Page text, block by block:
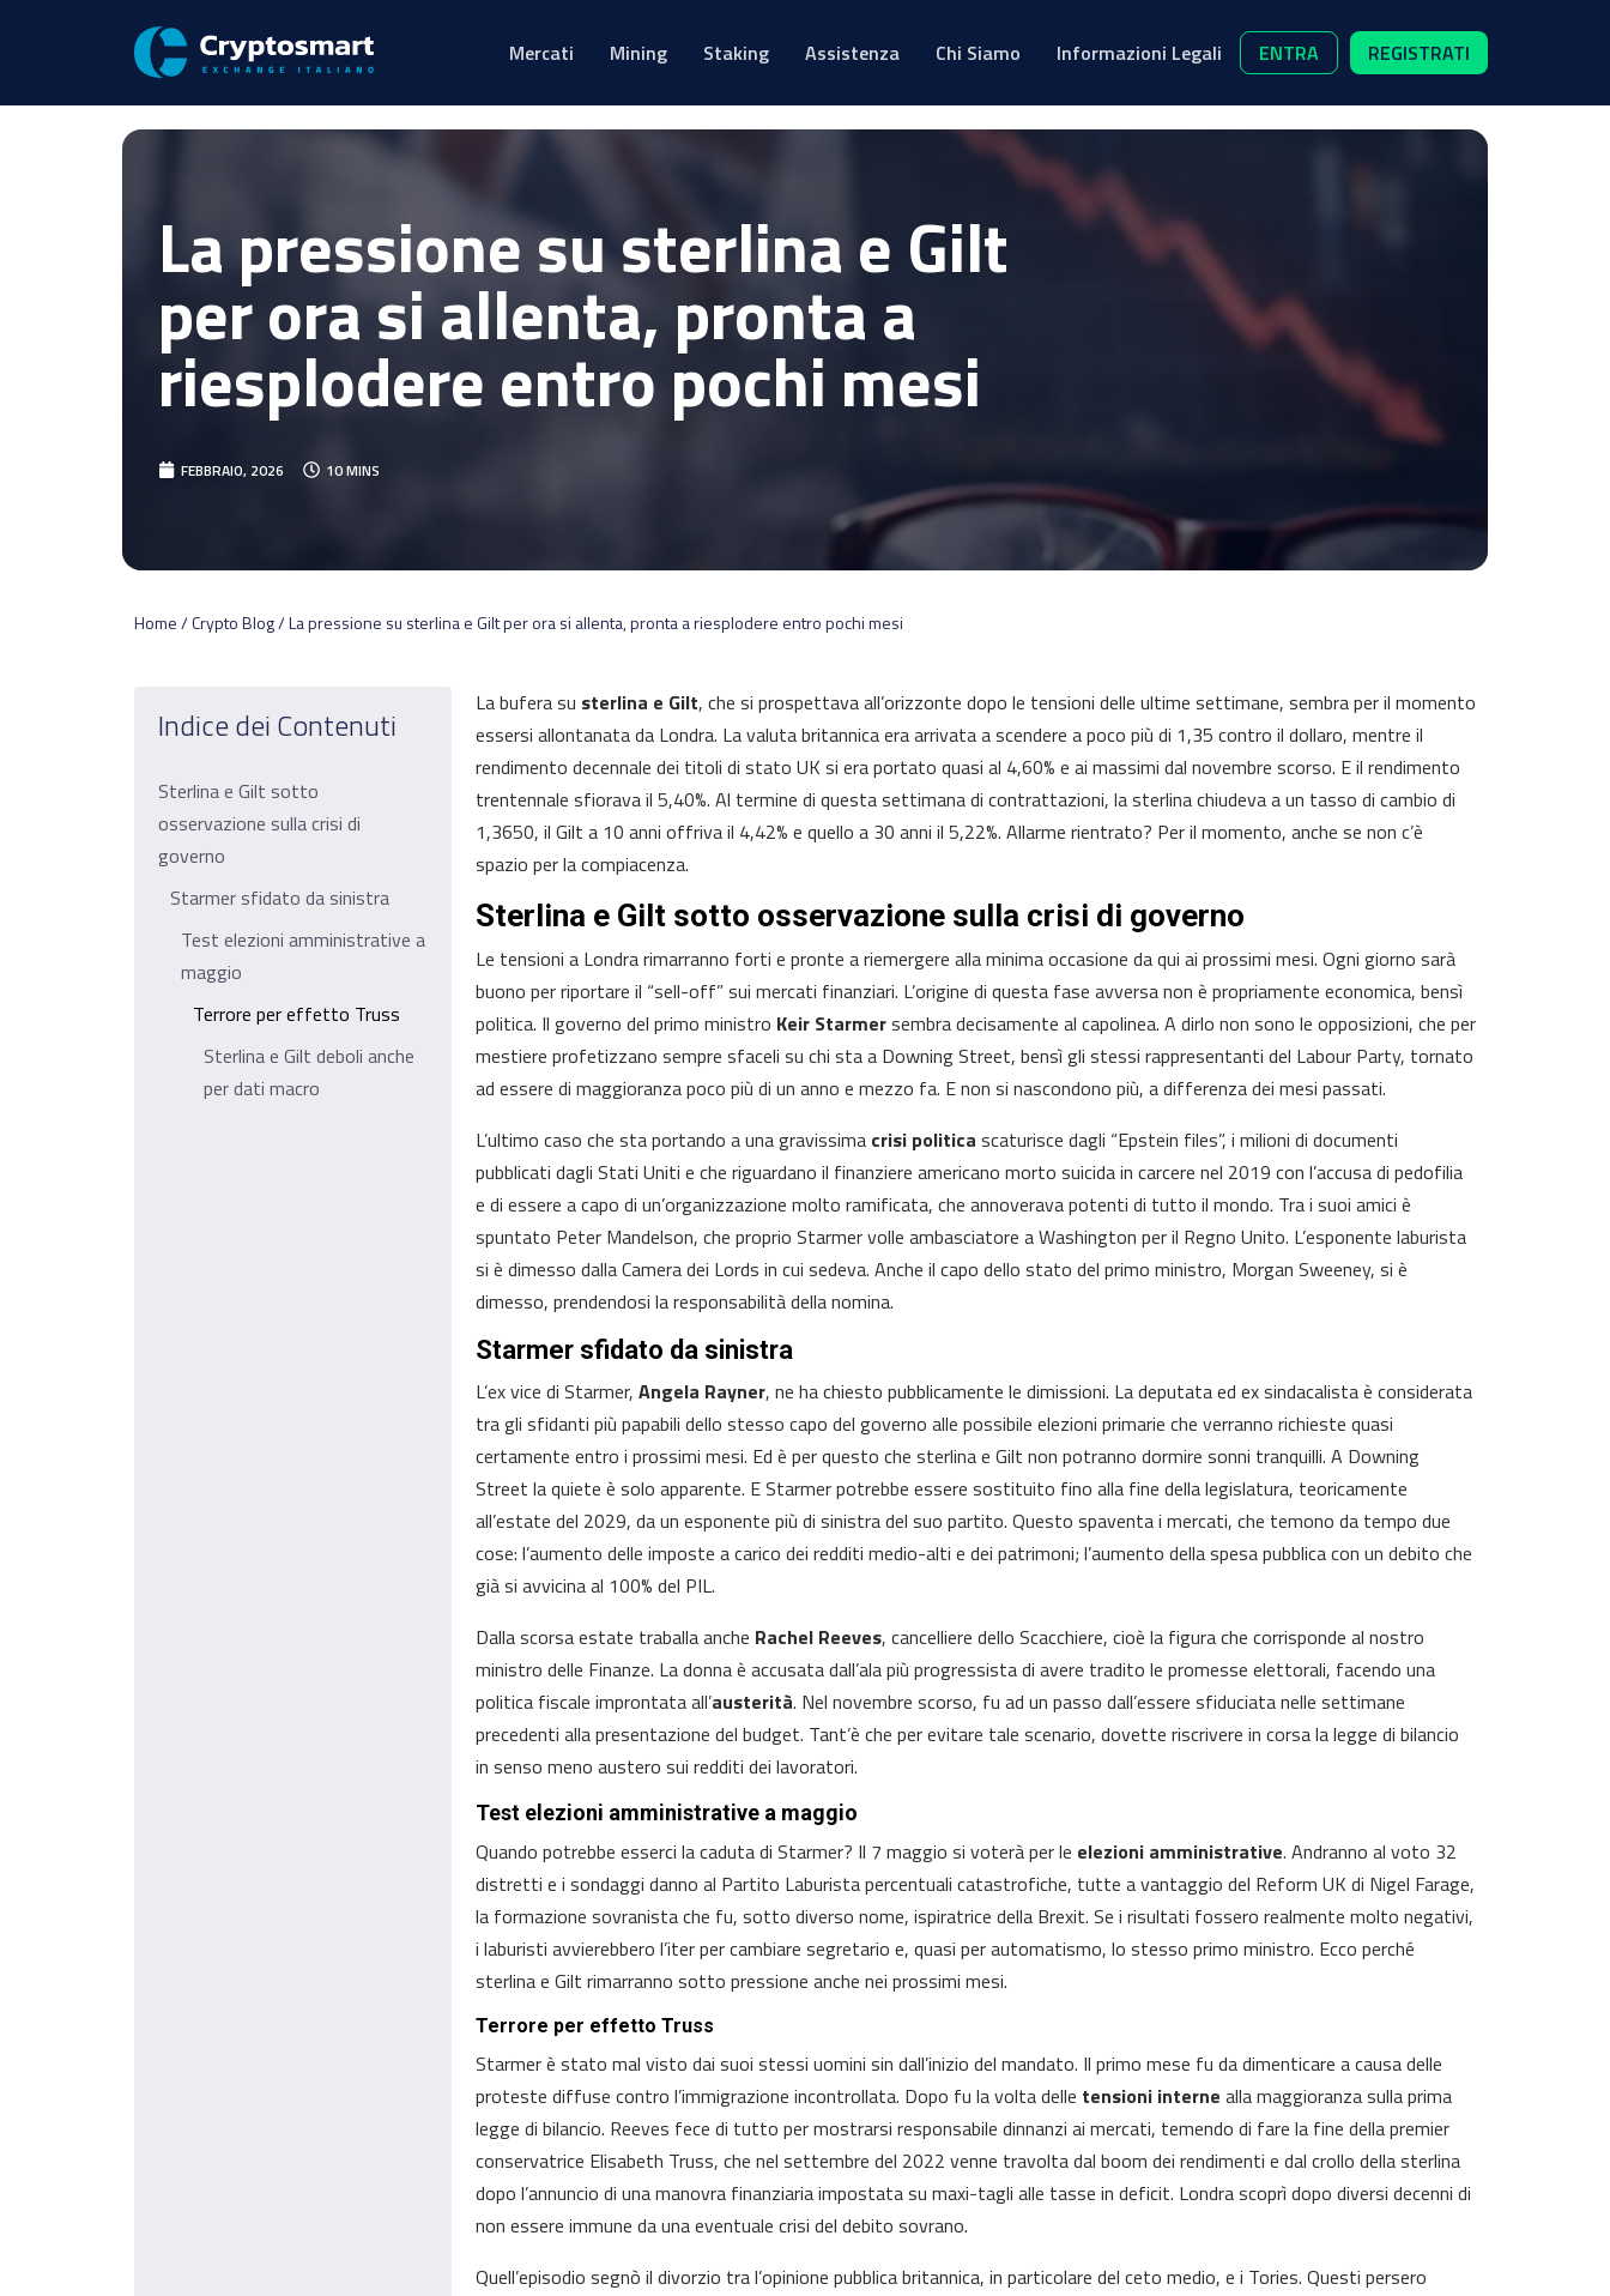
Mercati Mining Staking Assistenza Chi Siamo Informazioni Legali ENTRA REGISTRATI
La pressione su sterlina e Gilt
per ora si allenta, pronta a
riesplodere entro pochi mesi
FEBBRAIO, 2026 10 MINS
Home / Crypto Blog / La pressione su sterlina e Gilt per ora si allenta, pronta a riesplodere entro pochi mesi
Indice dei Contenuti
Sterlina e Gilt sotto
osservazione sulla crisi di
governo
Starmer sfidato da sinistra
Test elezioni amministrative a
maggio
Terrore per effetto Truss
Sterlina e Gilt deboli anche
per dati macro
La bufera su sterlina e Gilt, che si prospettava all’orizzonte dopo le tensioni delle ultime settimane, sembra per il momento
essersi allontanata da Londra. La valuta britannica era arrivata a scendere a poco più di 1,35 contro il dollaro, mentre il
rendimento decennale dei titoli di stato UK si era portato quasi al 4,60% e ai massimi dal novembre scorso. E il rendimento
trentennale sfiorava il 5,40%. Al termine di questa settimana di contrattazioni, la sterlina chiudeva a un tasso di cambio di
1,3650, il Gilt a 10 anni offriva il 4,42% e quello a 30 anni il 5,22%. Allarme rientrato? Per il momento, anche se non c’è
spazio per la compiacenza.
Sterlina e Gilt sotto osservazione sulla crisi di governo
Le tensioni a Londra rimarranno forti e pronte a riemergere alla minima occasione da qui ai prossimi mesi. Ogni giorno sarà
buono per riportare il “sell-off” sui mercati finanziari. L’origine di questa fase avversa non è propriamente economica, bensì
politica. Il governo del primo ministro Keir Starmersembra decisamente al capolinea. A dirlo non sono le opposizioni, che per
mestiere profetizzano sempre sfaceli su chi sta a Downing Street, bensì gli stessi rappresentanti del Labour Party, tornato
ad essere di maggioranza poco più di un anno e mezzo fa. E non si nascondono più, a differenza dei mesi passati.
L’ultimo caso che sta portando a una gravissima crisi politica scaturisce dagli “Epstein files”, i milioni di documenti
pubblicati dagli Stati Uniti e che riguardano il finanziere americano morto suicida in carcere nel 2019 con l’accusa di pedofilia
e di essere a capo di un’organizzazione molto ramificata, che annoverava potenti di tutto il mondo. Tra i suoi amici è
spuntato Peter Mandelson, che proprio Starmer volle ambasciatore a Washington per il Regno Unito. L’esponente laburista
si è dimesso dalla Camera dei Lords in cui sedeva. Anche il capo dello stato del primo ministro, Morgan Sweeney, si è
dimesso, prendendosi la responsabilità della nomina.
Starmer sfidato da sinistra
L’ex vice di Starmer, Angela Rayner, ne ha chiesto pubblicamente le dimissioni. La deputata ed ex sindacalista è considerata
tra gli sfidanti più papabili dello stesso capo del governo alle possibile elezioni primarie che verranno richieste quasi
certamente entro i prossimi mesi. Ed è per questo che sterlina e Gilt non potranno dormire sonni tranquilli. A Downing
Street la quiete è solo apparente. E Starmer potrebbe essere sostituito fino alla fine della legislatura, teoricamente
all’estate del 2029, da un esponente più di sinistra del suo partito. Questo spaventa i mercati, che temono da tempo due
cose: l’aumento delle imposte a carico dei redditi medio-alti e dei patrimoni; l’aumento della spesa pubblica con un debito che
già si avvicina al 100% del PIL.
Dalla scorsa estate traballa anche Rachel Reeves, cancelliere dello Scacchiere, cioè la figura che corrisponde al nostro
ministro delle Finanze. La donna è accusata dall’ala più progressista di avere tradito le promesse elettorali, facendo una
politica fiscale improntata all’austerità. Nel novembre scorso, fu ad un passo dall’essere sfiduciata nelle settimane
precedenti alla presentazione del budget. Tant’è che per evitare tale scenario, dovette riscrivere in corsa la legge di bilancio
in senso meno austero sui redditi dei lavoratori.
Test elezioni amministrative a maggio
Quando potrebbe esserci la caduta di Starmer? Il 7 maggio si voterà per le elezioni amministrative. Andranno al voto 32
distretti e i sondaggi danno al Partito Laburista percentuali catastrofiche, tutte a vantaggio del Reform UK di Nigel Farage,
la formazione sovranista che fu, sotto diverso nome, ispiratrice della Brexit. Se i risultati fossero realmente molto negativi,
i laburisti avvierebbero l’iter per cambiare segretario e, quasi per automatismo, lo stesso primo ministro. Ecco perché
sterlina e Gilt rimarranno sotto pressione anche nei prossimi mesi.
Terrore per effetto Truss
Starmer è stato mal visto dai suoi stessi uomini sin dall’inizio del mandato. Il primo mese fu da dimenticare a causa delle
proteste diffuse contro l’immigrazione incontrollata. Dopo fu la volta delle tensioni interne alla maggioranza sulla prima
legge di bilancio. Reeves fece di tutto per mostrarsi responsabile dinnanzi ai mercati, temendo di fare la fine della premier
conservatrice Elisabeth Truss, che nel settembre del 2022 venne travolta dal boom dei rendimenti e dal crollo della sterlina
dopo l’annuncio di una manovra finanziaria impostata su maxi-tagli alle tasse in deficit. Londra scoprì dopo diversi decenni di
non essere immune da una eventuale crisi del debito sovrano.
Quell’episodio segnò il divorzio tra l’opinione pubblica britannica, in particolare del ceto medio, e i Tories. Questi persero